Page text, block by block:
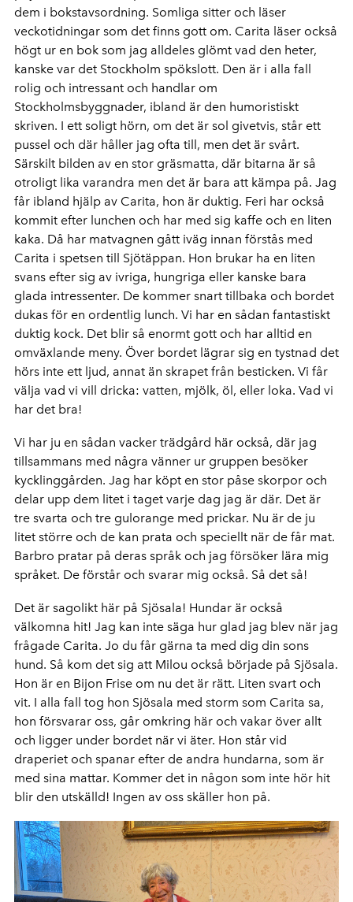
dem i bokstavsordning. Somliga sitter och läser
veckotidningar som det finns gott om. Carita läser också
högt ur en bok som jag alldeles glömt vad den heter,
kanske var det Stockholm spökslott. Den är i alla fall
rolig och intressant och handlar om
Stockholmsbyggnader, ibland är den humoristiskt
skriven. I ett soligt hörn, om det är sol givetvis, står ett
pussel och där håller jag ofta till, men det är svårt.
Särskilt bilden av en stor gräsmatta, där bitarna är så
otroligt lika varandra men det är bara att kämpa på. Jag
får ibland hjälp av Carita, hon är duktig. Feri har också
kommit efter lunchen och har med sig kaffe och en liten
kaka. Då har matvagnen gått iväg innan förstås med
Carita i spetsen till Sjötäppan. Hon brukar ha en liten
svans efter sig av ivriga, hungriga eller kanske bara
glada intressenter. De kommer snart tillbaka och bordet
dukas för en ordentlig lunch. Vi har en sådan fantastiskt
duktig kock. Det blir så enormt gott och har alltid en
omväxlande meny. Över bordet lägrar sig en tystnad det
hörs inte ett ljud, annat än skrapet från besticken. Vi får
välja vad vi vill dricka: vatten, mjölk, öl, eller loka. Vad vi
har det bra!
Vi har ju en sådan vacker trädgård här också, där jag
tillsammans med några vänner ur gruppen besöker
kycklinggården. Jag har köpt en stor påse skorpor och
delar upp dem litet i taget varje dag jag är där. Det är
tre svarta och tre gulorange med prickar. Nu är de ju
litet större och de kan prata och speciellt när de får mat.
Barbro pratar på deras språk och jag försöker lära mig
språket. De förstår och svarar mig också. Så det så!
Det är sagolikt här på Sjösala! Hundar är också
välkomna hit! Jag kan inte säga hur glad jag blev när jag
frågade Carita. Jo du får gärna ta med dig din sons
hund. Så kom det sig att Milou också började på Sjösala.
Hon är en Bijon Frise om nu det är rätt. Liten svart och
vit. I alla fall tog hon Sjösala med storm som Carita sa,
hon försvarar oss, går omkring här och vakar över allt
och ligger under bordet när vi äter. Hon står vid
draperiet och spanar efter de andra hundarna, som är
med sina mattar. Kommer det in någon som inte hör hit
blir den utskälld! Ingen av oss skäller hon på.